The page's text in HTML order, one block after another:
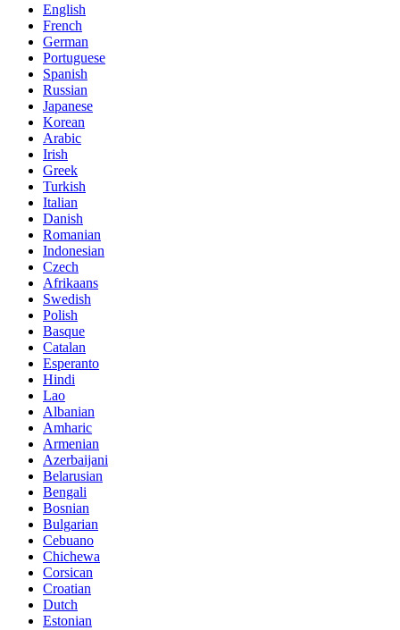
English
French
German
Portuguese
Spanish
Russian
Japanese
Korean
Arabic
Irish
Greek
Turkish
Italian
Danish
Romanian
Indonesian
Czech
Afrikaans
Swedish
Polish
Basque
Catalan
Esperanto
Hindi
Lao
Albanian
Amharic
Armenian
Azerbaijani
Belarusian
Bengali
Bosnian
Bulgarian
Cebuano
Chichewa
Corsican
Croatian
Dutch
Estonian